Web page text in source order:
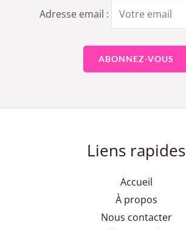
Adresse email :
Liens rapides
Accueil
À propos
Nous contacter